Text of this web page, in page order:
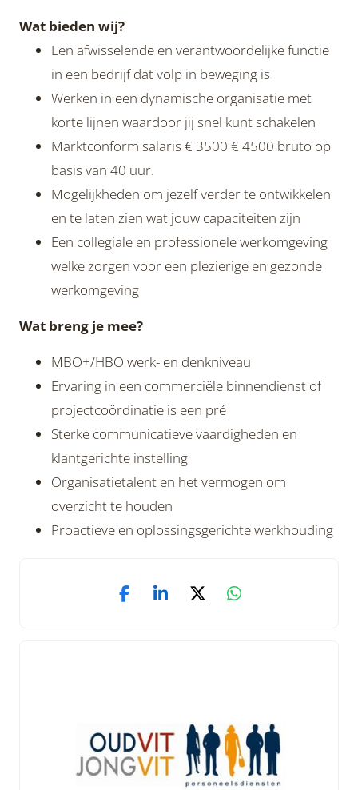
Wat bieden wij?
Een afwisselende en verantwoordelijke functie
in een bedrijf dat volp in beweging is
Werken in een dynamische organisatie met
korte lijnen waardoor jij snel kunt schakelen
Marktconform salaris € 3500 € 4500 bruto op
basis van 40 uur.
Mogelijkheden om jezelf verder te ontwikkelen
en te laten zien wat jouw capaciteiten zijn
Een collegiale en professionele werkomgeving
welke zorgen voor een plezierige en gezonde
werkomgeving
Wat breng je mee?
MBO+/HBO werk- en denkniveau
Ervaring in een commerciële binnendienst of
projectcoördinatie is een pré
Sterke communicatieve vaardigheden en
klantgerichte instelling
Organisatietalent en het vermogen om
overzicht te houden
Proactieve en oplossingsgerichte werkhouding